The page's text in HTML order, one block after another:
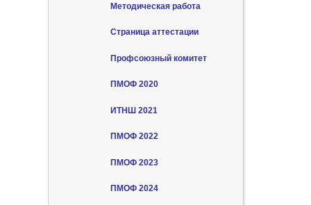
Методическая работа
Страница аттестации
Профсоюзный комитет
ПМОФ 2020
ИТНШ 2021
ПМОФ 2022
ПМОФ 2023
ПМОФ 2024